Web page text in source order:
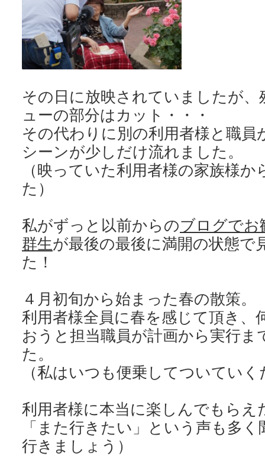
その日に放映されていましたが
ューの部分はカット・・・
その代わりに別の利用者様と職
シーンが少しだけ流れました。
（映っていた利用者様の家族様
た）
私がずっと以前からのブログで
群生が最後の最後に満開の状態で
た！
４月初旬から始まった春の散策。
利用者様全員に春を感じて頂き、
おうと担当職員が計画から実行ま
た。
（私はいつも便乗してついてい
利用者様に本当に楽しんでもらえ
「また行きたい」という声も多
行きましょう）